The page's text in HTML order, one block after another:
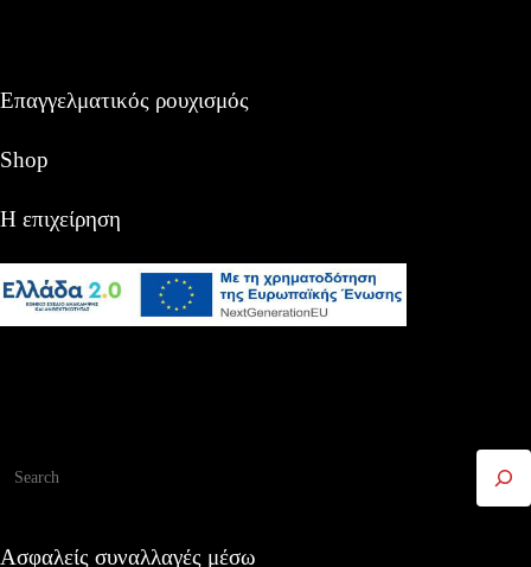
Επαγγελματικός ρουχισμός
Shop
Η επιχείρηση
Ασφαλείς συναλλαγές μέσω